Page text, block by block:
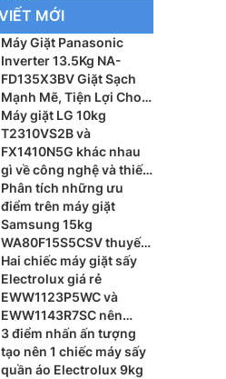
MỚI
Máy Giặt Panasonic
Inverter 13.5Kg NA-
FD135X3BV Giặt Sạch
Mạnh Mẽ, Tiện Lợi Cho
Gia Đình
Máy giặt LG 10kg
T2310VS2B và
FX1410N5G khác nhau
gì về công nghệ và thiết
kế
Phân tích những ưu
điểm trên máy giặt
Samsung 15kg
WA80F15S5CSV thuyết
phục người mua
Hai chiếc máy giặt sấy
Electrolux giá rẻ
EWW1123P5WC và
EWW1143R7SC nên
dùng loại nào?
3 điểm nhấn ấn tượng
tạo nên 1 chiếc máy sấy
quần áo Electrolux 9kg